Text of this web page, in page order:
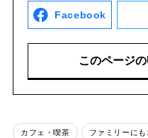
Facebook
このページ
カフェ・喫茶 ファミリーにも